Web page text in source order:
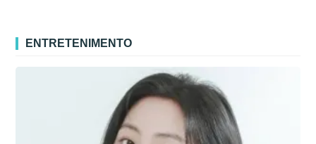
ENTRETENIMENTO